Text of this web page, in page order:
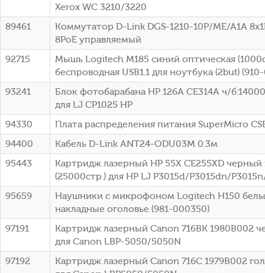
Xerox WC 3210/3220
89461
Коммутатор D-Link DGS-1210-10P/ME/A1A
8PoE управляемый
92715
Мышь Logitech M185 синий оптическая
беспроводная USB1.1 для ноутбука (2but)
93241
Блок фотобарабана HP 126A CE314A ч/
для LJ CP1025 HP
94330
Плата распределения питания SuperMicro
94400
Кабель D-Link ANT24-ODU03M 0.3м
95443
Картридж лазерный HP 55X CE255XD черный
(25000стр.) для HP LJ P3015d/P3015dn/
95659
Наушники с микрофоном Logitech H150
накладные оголовье (981-000350)
97191
Картридж лазерный Canon 716BK 1980B002
для Canon LBP-5050/5050N
97192
Картридж лазерный Canon 716C 1979B002